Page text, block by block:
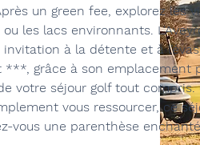
un green fee, explorez les
les lacs environnants.
à la détente et à
***, grâce à son emplacement
votre séjour golf tout compris.
vous ressourcer, ce
vous une parenthèse